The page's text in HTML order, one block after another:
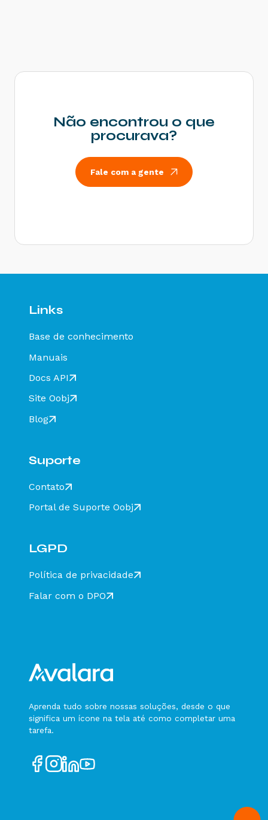
Não encontrou o que
procurava?
Fale com a gente
Links
Base de conhecimento
Manuais
Docs API
Site Oobj
Blog
Suporte
Contato
Portal de Suporte Oobj
LGPD
Política de privacidade
Falar com o DPO
Aprenda tudo sobre nossas soluções, desde o que
significa um ícone na tela até como completar uma
tarefa.